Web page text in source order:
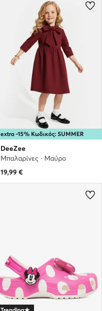
extra -15% Κωδικός: SUMMER
DeeZee
Μπαλαρίνες · Μαύρο
19,99 €